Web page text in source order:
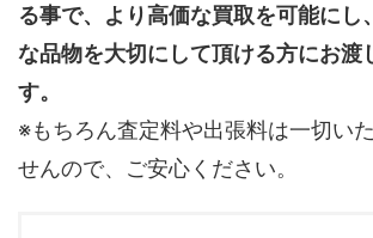
る事で、より高価な買取を可能にし
な品物を大切にして頂ける方にお渡
す。
※もちろん査定料や出張料は一切い
せんので、ご安心ください。